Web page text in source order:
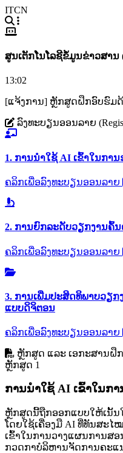
ITCN
ສູນເຕັກໂນໂລຊີຂໍ້ມູນຂ່າວສານ
13:02
[ແຈ້ງການ] ຫຼັກສູດຝຶກອົບຮົມດ້
ລົງທະບຽນອອນລາຍ
1. ການນຳໃຊ້ AI ເຂົ້າໃນກາ
ຄລິກເພື່ອລົງທະບຽນອອນລາຍ
2. ການຍົກລະດັບວຽກງານຄົ້
ຄລິກເພື່ອລົງທະບຽນອອນລາຍ
3. ການເພີ່ມປະສິດທິພາບວຽ
ແບບດິຈິຕອນ
ຄລິກເພື່ອລົງທະບຽນອອນລາຍ
ຫຼັກສູດ ແລະ ເອກະສານຝຶກ
ຫຼັກສູດ 1
ການນໍາໃຊ້ AI ເຂົ້າໃນກ
ຫຼັກສູດນີ້ຖືກອອກແບບໃຫ້ເນັ້ນ
ໂດຍໃຊ້ເຄື່ອງມື AI ທີ່ທັນສະໄ
ເຂົ້າໃນການວາງແຜນການສ
ກວດກາບໍລິຫານຈັດການຄະແ